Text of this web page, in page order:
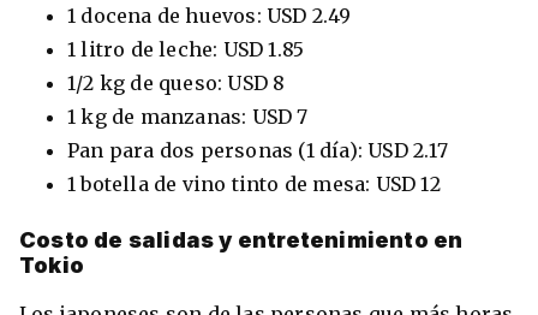
1 docena de huevos: USD 2.49
1 litro de leche: USD 1.85
1/2 kg de queso: USD 8
1 kg de manzanas: USD 7
Pan para dos personas (1 día): USD 2.17
1 botella de vino tinto de mesa: USD 12
Costo de salidas y entretenimiento en
Tokio